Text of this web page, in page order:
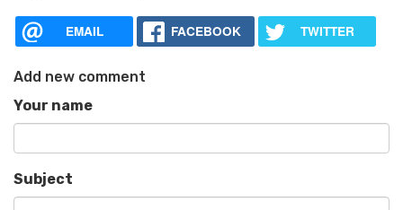
EMAIL FACEBOOK TWITTER
Add new comment
Your name
Subject